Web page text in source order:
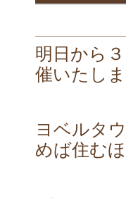
明日から
催いたしま
ヨベルタ
めば住む